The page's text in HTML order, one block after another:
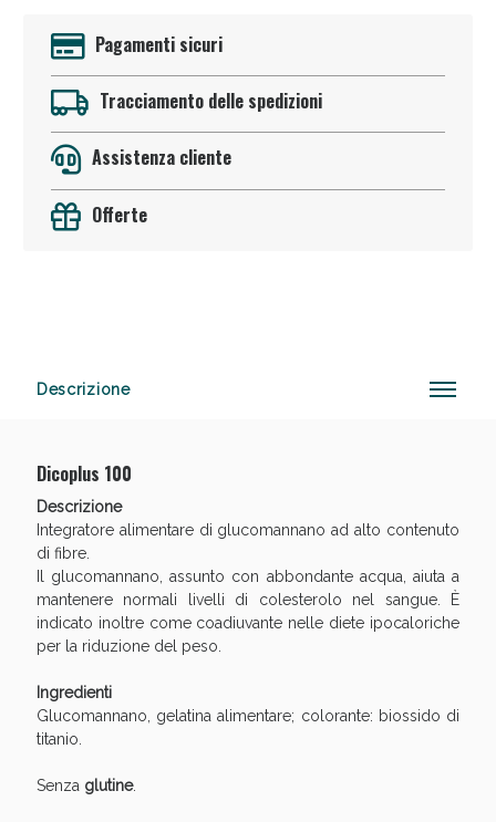
Pagamenti sicuri
Tracciamento delle spedizioni
Assistenza cliente
Offerte
Descrizione
Dicoplus 100
Descrizione
Integratore alimentare di glucomannano ad alto contenuto
di fibre.
Il glucomannano, assunto con abbondante acqua, aiuta a
mantenere normali livelli di colesterolo nel sangue. È
indicato inoltre come coadiuvante nelle diete ipocaloriche
per la riduzione del peso.
Ingredienti
Glucomannano, gelatina alimentare; colorante: biossido di
titanio.
Senza glutine.
Anticellulite e Fanghi: Sconto fino al 40% valido
oggi!